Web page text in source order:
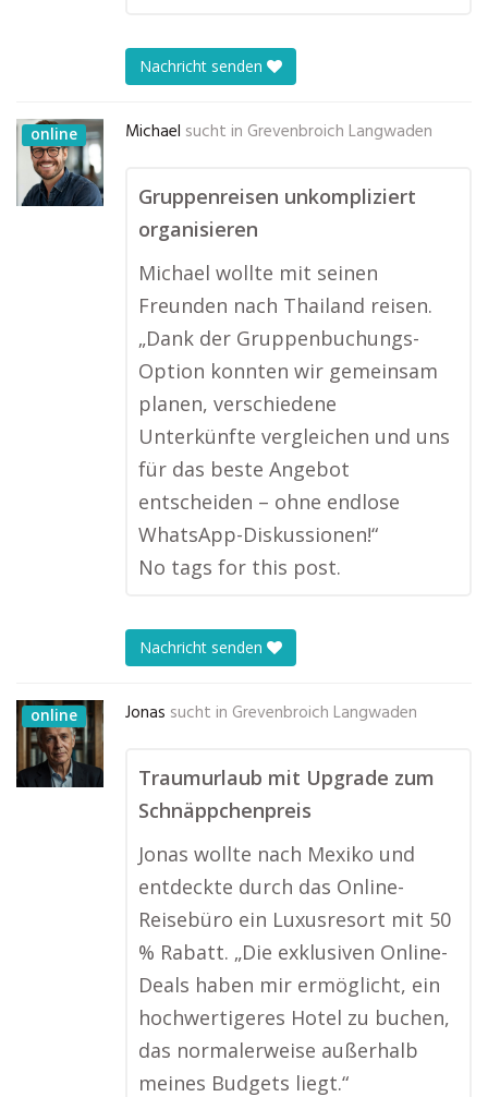
Nachricht senden
online Michael sucht in Grevenbroich Langwaden
Gruppenreisen unkompliziert
organisieren
Michael wollte mit seinen
Freunden nach Thailand reisen.
„Dank der Gruppenbuchungs-
Option konnten wir gemeinsam
planen, verschiedene
Unterkünfte vergleichen und uns
für das beste Angebot
entscheiden – ohne endlose
WhatsApp-Diskussionen!“
No tags for this post.
Nachricht senden
online Jonas sucht in Grevenbroich Langwaden
Traumurlaub mit Upgrade zum
Schnäppchenpreis
Jonas wollte nach Mexiko und
entdeckte durch das Online-
Reisebüro ein Luxusresort mit 50
% Rabatt. „Die exklusiven Online-
Deals haben mir ermöglicht, ein
hochwertigeres Hotel zu buchen,
das normalerweise außerhalb
meines Budgets liegt.“